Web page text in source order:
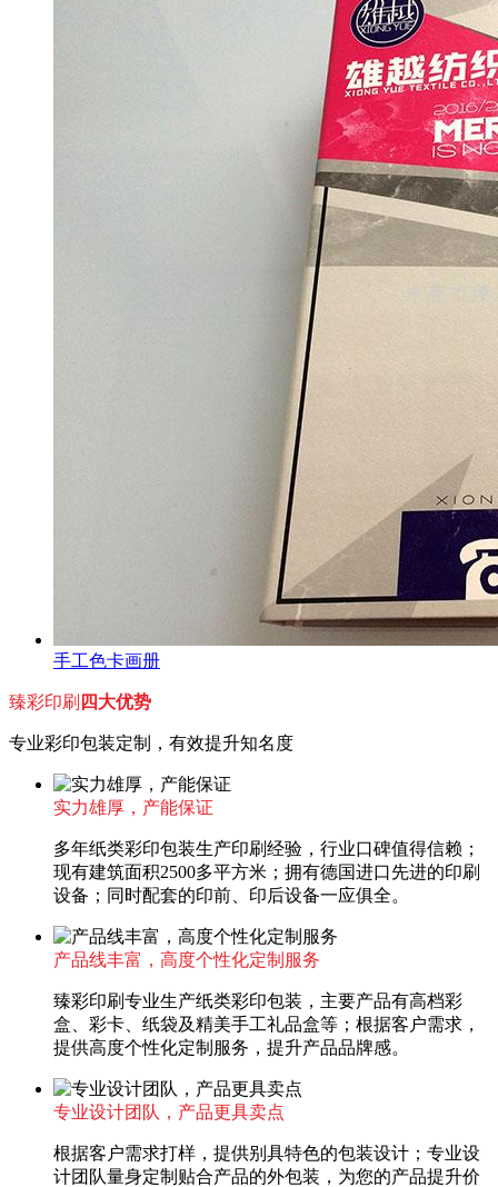
手工色卡画册
臻彩印刷 四大优势
专业彩印包装定制，有效提升知名度
实力雄厚，产能保证
多年纸类彩印包装生产印刷经验，行业口碑值得信赖；
现有建筑面积2500多平方米；拥有德国进口先进的印刷
设备；同时配套的印前、印后设备一应俱全。
产品线丰富，高度个性化定制服务
臻彩印刷专业生产纸类彩印包装，主要产品有高档彩
盒、彩卡、纸袋及精美手工礼品盒等；根据客户需求，
提供高度个性化定制服务，提升产品品牌感。
专业设计团队，产品更具卖点
根据客户需求打样，提供别具特色的包装设计；专业设
计团队量身定制贴合产品的外包装，为您的产品提升价